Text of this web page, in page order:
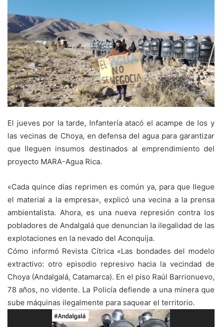
El jueves por la tarde, Infantería atacó el acampe de los y
las vecinas de Choya, en defensa del agua para garantizar
que lleguen insumos destinados al emprendimiento del
proyecto MARA-Agua Rica.
«Cada quince días reprimen es común ya, para que llegue
el material a la empresa», explicó una vecina a la prensa
ambientalista. Ahora, es una nueva represión contra los
pobladores de Andalgalá que denuncian la ilegalidad de las
explotaciones en la nevado del Aconquija.
Cómo informó Revista Cítrica «Las bondades del modelo
extractivo: otro episodio represivo hacia la vecindad de
Choya (Andalgalá, Catamarca). En el piso Raúl Barrionuevo,
78 años, no vidente. La Policía defiende a una minera que
sube máquinas ilegalmente para saquear el territorio.